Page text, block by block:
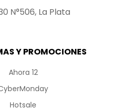
Y PROMOCIONES
Ahora 12
Hotsale
N°506, La Plata